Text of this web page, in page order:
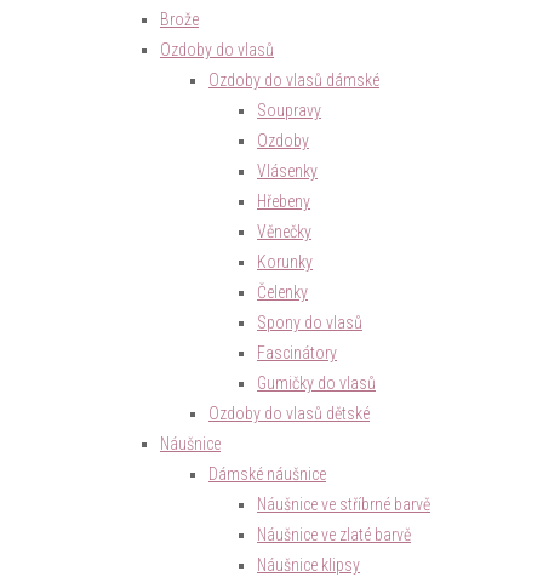
Brože
Ozdoby do vlasů
Ozdoby do vlasů dámské
Soupravy
Ozdoby
Vlásenky
Hřebeny
Věnečky
Korunky
Čelenky
Spony do vlasů
Fascinátory
Gumičky do vlasů
Ozdoby do vlasů dětské
Náušnice
Dámské náušnice
Náušnice ve stříbrné barvě
Náušnice ve zlaté barvě
Náušnice klipsy